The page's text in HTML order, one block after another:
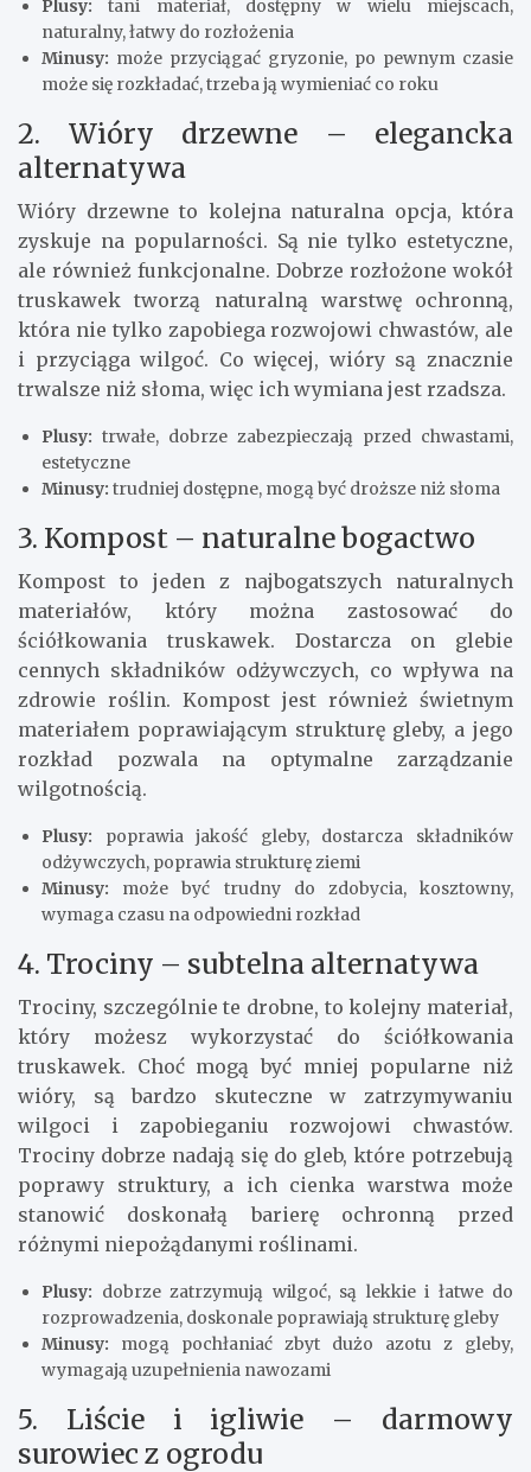
Plusy: tani materiał, dostępny w wielu miejscach,
naturalny, łatwy do rozłożenia
Minusy: może przyciągać gryzonie, po pewnym czasie
może się rozkładać, trzeba ją wymieniać co roku
2. Wióry drzewne – elegancka
alternatywa
Wióry drzewne to kolejna naturalna opcja, która
zyskuje na popularności. Są nie tylko estetyczne,
ale również funkcjonalne. Dobrze rozłożone wokół
truskawek tworzą naturalną warstwę ochronną,
która nie tylko zapobiega rozwojowi chwastów, ale
i przyciąga wilgoć. Co więcej, wióry są znacznie
trwalsze niż słoma, więc ich wymiana jest rzadsza.
Plusy: trwałe, dobrze zabezpieczają przed chwastami,
estetyczne
Minusy: trudniej dostępne, mogą być droższe niż słoma
3. Kompost – naturalne bogactwo
Kompost to jeden z najbogatszych naturalnych
materiałów, który można zastosować do
ściółkowania truskawek. Dostarcza on glebie
cennych składników odżywczych, co wpływa na
zdrowie roślin. Kompost jest również świetnym
materiałem poprawiającym strukturę gleby, a jego
rozkład pozwala na optymalne zarządzanie
wilgotnością.
Plusy: poprawia jakość gleby, dostarcza składników
odżywczych, poprawia strukturę ziemi
Minusy: może być trudny do zdobycia, kosztowny,
wymaga czasu na odpowiedni rozkład
4. Trociny – subtelna alternatywa
Trociny, szczególnie te drobne, to kolejny materiał,
który możesz wykorzystać do ściółkowania
truskawek. Choć mogą być mniej popularne niż
wióry, są bardzo skuteczne w zatrzymywaniu
wilgoci i zapobieganiu rozwojowi chwastów.
Trociny dobrze nadają się do gleb, które potrzebują
poprawy struktury, a ich cienka warstwa może
stanowić doskonałą barierę ochronną przed
różnymi niepożądanymi roślinami.
Plusy: dobrze zatrzymują wilgoć, są lekkie i łatwe do
rozprowadzenia, doskonale poprawiają strukturę gleby
Minusy: mogą pochłaniać zbyt dużo azotu z gleby,
wymagają uzupełnienia nawozami
5. Liście i igliwie – darmowy
surowiec z ogrodu